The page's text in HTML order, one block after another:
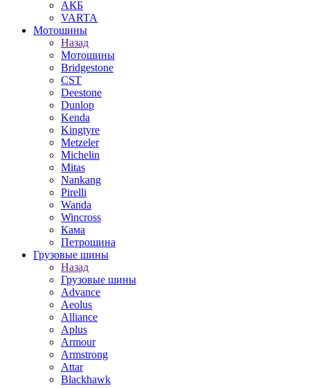
АКБ
VARTA
Мотошины
Назад
Мотошины
Bridgestone
CST
Deestone
Dunlop
Kenda
Kingtyre
Metzeler
Michelin
Mitas
Nankang
Pirelli
Wanda
Wincross
Кама
Петрошина
Грузовые шины
Назад
Грузовые шины
Advance
Aeolus
Alliance
Aplus
Armour
Armstrong
Attar
Blackhawk